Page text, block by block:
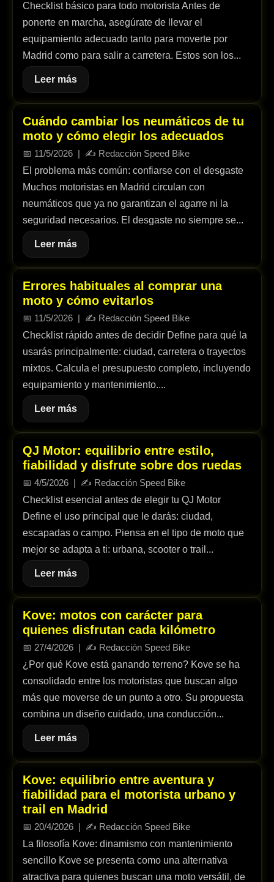
Checklist básico para todo motorista Antes de
ponerte en marcha, asegúrate de llevar el
equipamiento adecuado tanto para moverte por
Madrid como para salir a carretera. Estos son los...
Leer más
Cuándo cambiar los neumáticos de tu
moto y cómo elegir los adecuados
📅 11/5/2026 | ✍️ Redacción Speed Bike
El problema más común: confiarse con el desgaste
Muchos motoristas en Madrid circulan con
neumáticos que ya no garantizan el agarre ni la
seguridad necesarios. El desgaste no siempre se...
Leer más
Errores habituales al comprar una
moto y cómo evitarlos
📅 11/5/2026 | ✍️ Redacción Speed Bike
Checklist rápido antes de decidir Define para qué la
usarás principalmente: ciudad, carretera o trayectos
mixtos. Calcula el presupuesto completo, incluyendo
equipamiento y mantenimiento....
Leer más
QJ Motor: equilibrio entre estilo,
fiabilidad y disfrute sobre dos ruedas
📅 4/5/2026 | ✍️ Redacción Speed Bike
Checklist esencial antes de elegir tu QJ Motor
Define el uso principal que le darás: ciudad,
escapadas o campo. Piensa en el tipo de moto que
mejor se adapta a ti: urbana, scooter o trail...
Leer más
Kove: motos con carácter para
quienes disfrutan cada kilómetro
📅 27/4/2026 | ✍️ Redacción Speed Bike
¿Por qué Kove está ganando terreno? Kove se ha
consolidado entre los motoristas que buscan algo
más que moverse de un punto a otro. Su propuesta
combina un diseño cuidado, una conducción...
Leer más
Kove: equilibrio entre aventura y
fiabilidad para el motorista urbano y
trail en Madrid
📅 20/4/2026 | ✍️ Redacción Speed Bike
La filosofía Kove: dinamismo con mantenimiento
sencillo Kove se presenta como una alternativa
atractiva para quienes buscan una moto versátil, de